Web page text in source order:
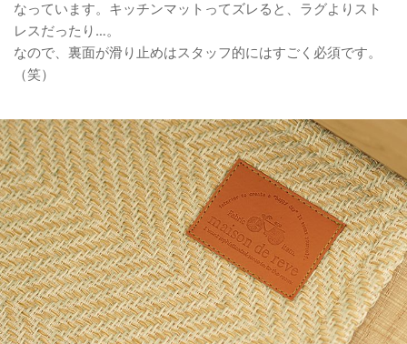
なっています。キッチンマットってズレると、ラグよりスト
レスだったり…。
なので、裏面が滑り止めはスタッフ的にはすごく必須です。
（笑）